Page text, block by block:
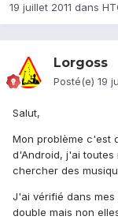
19 juillet 2011 dans
Lorgoss
Posté(e) 19
Salut,
Mon problème c'est
d'Android, j'ai toutes
chercher des
J'ai vérifié dans mes
double mais non